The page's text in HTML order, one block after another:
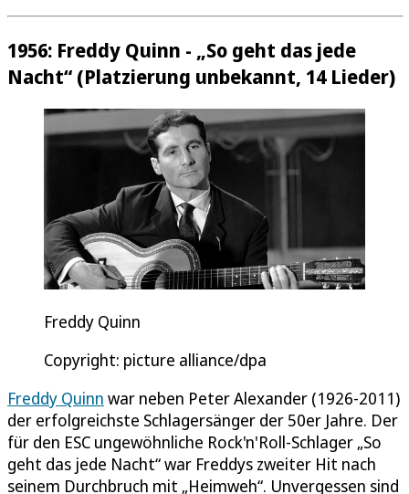
1956: Freddy Quinn - „So geht das jede
Nacht“ (Platzierung unbekannt, 14 Lieder)
Freddy Quinn
Copyright: picture alliance/dpa
Freddy Quinn war neben Peter Alexander (1926-2011)
der erfolgreichste Schlagersänger der 50er Jahre. Der
für den ESC ungewöhnliche Rock'n'Roll-Schlager „So
geht das jede Nacht“ war Freddys zweiter Hit nach
seinem Durchbruch mit „Heimweh“. Unvergessen sind